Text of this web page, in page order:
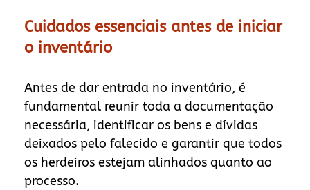
Cuidados essenciais antes de iniciar
o inventário
Antes de dar entrada no inventário, é
fundamental reunir toda a documentação
necessária, identificar os bens e dívidas
deixados pelo falecido e garantir que todos
os herdeiros estejam alinhados quanto ao
processo.